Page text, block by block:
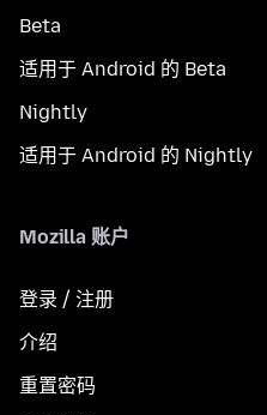
Beta
适用于 Android 的 Beta
Nightly
适用于 Android 的 Nightly
Mozilla 账户
登录 / 注册
介绍
重置密码